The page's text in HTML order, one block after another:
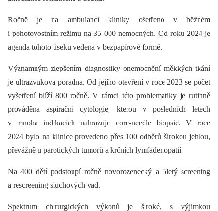
Ročně je na ambulanci kliniky ošetřeno v běžném
i pohotovostním režimu na 35 000 nemocných. Od roku 2024 je
agenda tohoto úseku vedena v bezpapírové formě.
Významným zlepšením diagnostiky onemocnění měkkých tkání
je ultrazvuková poradna. Od jejího otevření v roce 2023 se počet
vyšetření blíží 800 ročně. V rámci této problematiky je rutinně
prováděna aspirační cytologie, kterou v posledních letech
v mnoha indikacích nahrazuje core-needle biopsie. V roce
2024 bylo na klinice provedeno přes 100 odběrů širokou jehlou,
převážně u parotických tumorů a krčních lymfadenopatií.
Na 400 dětí podstoupí ročně novorozenecký a 5letý screening
a rescreening sluchových vad.
Spektrum chirurgických výkonů je široké, s výjimkou